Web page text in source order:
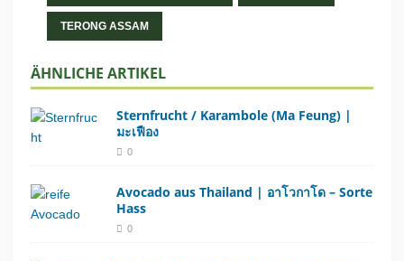
TERONG ASSAM
ÄHNLICHE ARTIKEL
Sternfrucht / Karambole (Ma Feung) |
มะเฟือง
0
Avocado aus Thailand | อาโวกาโด – Sorte
Hass
0